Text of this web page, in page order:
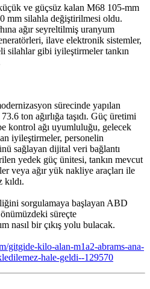
ve güçsüz kalan M68 105-mm
mm silahla değiştirilmesi oldu.
ağır seyreltilmiş uranyum
ilave elektronik sistemler,
silahlar gibi iyileştirmeler tankın
sürecinde yapılan
ton ağırlığa taşıdı. Güç üretimi
kontrol ağı uyumluluğu, gelecek
iyileştirmeler, personelin
sağlayan dijital veri bağlantı
yedek güç ünitesi, tankın mevcut
veya ağır yük nakliye araçları ile
sorgulamaya başlayan ABD
süreçte
nasıl bir çıkış yolu bulacak.
gitgide-kilo-alan-m1a2-abrams-ana-
hale-geldi--129570